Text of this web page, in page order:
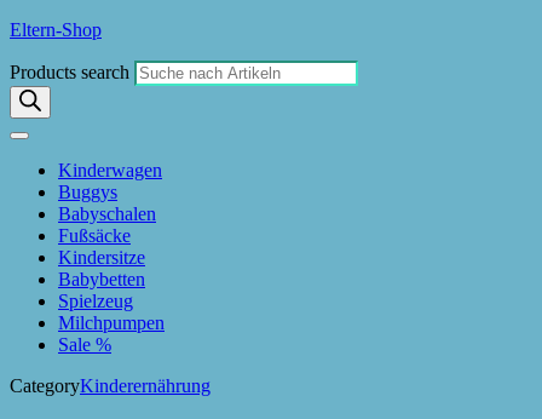
Eltern-Shop
Products search
Kinderwagen
Buggys
Babyschalen
Fußsäcke
Kindersitze
Babybetten
Spielzeug
Milchpumpen
Sale %
CategoryKinderernährung